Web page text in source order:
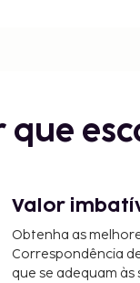
mi
0,9 km/0,5 mi
0,8 mi
0,8 mi
- 1,4 km/0,9 mi
0,9 mi
que
Valor
Obtenha as
Correspondência
que se adequam